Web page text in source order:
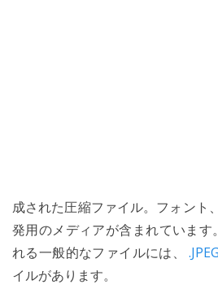
成された圧縮ファイル。フォント
発用のメディアが含まれています
れる一般的なファイルには、.JPEG
イルがあります。